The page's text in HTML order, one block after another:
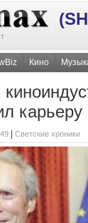
Кино
карьеру
Светские хроники